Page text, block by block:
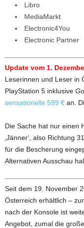
Libro
MediaMarkt
Electronic4You
Electronic Partner
Update vom 1.
Leserinnen und Leser in
PlayStation 5 inklusive
sensationelle 599 € an.
Die Sache hat nur einen
‚Jänner‘, also Richtung
für die Bescherung
Alternativen Ausschau
Seit dem 19. November
Österreich erhältlich –
nach der Konsole ist
Angebot, zumal die